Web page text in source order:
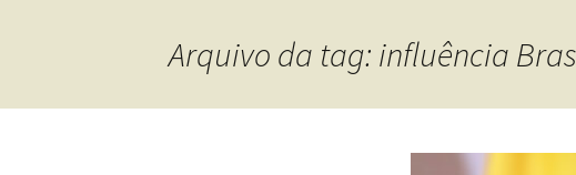
Arquivo da tag: influência